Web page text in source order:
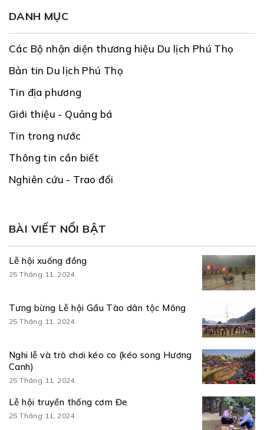
DANH MỤC
Các Bộ nhận diện thương hiệu Du lịch Phú Thọ
Bản tin Du lịch Phú Thọ
Tin địa phương
Giới thiệu - Quảng bá
Tin trong nước
Thông tin cần biết
Nghiên cứu - Trao đổi
BÀI VIẾT NỔI BẬT
Lễ hội xuống đồng
25 Tháng 11, 2024
Tưng bừng Lễ hội Gầu Tào dân tộc Mông
25 Tháng 11, 2024
Nghi lễ và trò chơi kéo co (kéo song Hương
Canh)
25 Tháng 11, 2024
Lễ hội truyền thống cơm Đe
25 Tháng 11, 2024